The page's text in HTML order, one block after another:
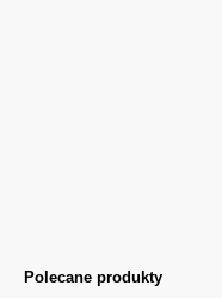
Polecane produkty